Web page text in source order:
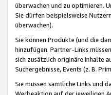
überwachen und zu optimieren.
Sie dürfen beispielsweise
überwachen).
Sie können Produkte (und die
hinzufügen. Partner-Links
sich zusätzlich originäre Inhalte
Suchergebnisse, Events (z. B.
Sie müssen sämtliche Links und
Werbeaktion auf der jeweiligen